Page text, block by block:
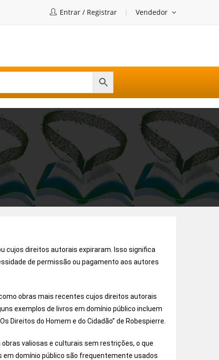
Entrar / Registrar Vendedor
cujos direitos autorais expiraram. Isso significa
de permissão ou pagamento aos autores
obras mais recentes cujos direitos autorais
exemplos de livros em domínio público incluem
Direitos do Homem e do Cidadão” de Robespierre.
valiosas e culturais sem restrições, o que
domínio público são frequentemente usados